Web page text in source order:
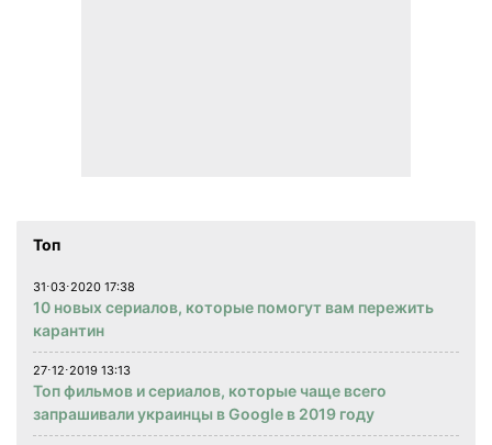
Топ
31⋅03⋅2020 17:38
10 новых сериалов, которые помогут вам пережить
карантин
27⋅12⋅2019 13:13
Топ фильмов и сериалов, которые чаще всего
запрашивали украинцы в Google в 2019 году